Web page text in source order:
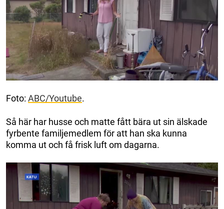
Foto: ABC/Youtube.
Så här har husse och matte fått bära ut sin älskade
fyrbente familjemedlem för att han ska kunna
komma ut och få frisk luft om dagarna.